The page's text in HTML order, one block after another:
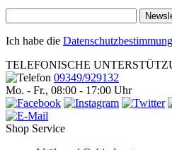
Ich habe die
TELEFONISCHE
09349/929132
Mo. - Fr., 08:00 - 17:00 Uhr
Shop Service